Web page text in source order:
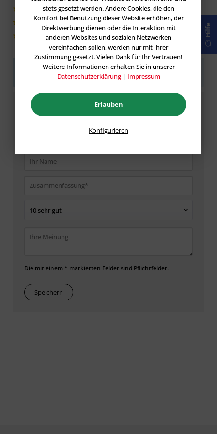
0|0%
0|0%
Sei der Erste!Helfen Sie der Community und geben
Sie die erste Bewertung ab.
Bewertung schreiben
Bewertungen werden nach Überprüfung
freigeschaltet.
Die mit einem * markierten Felder sind Pflichtfelder.
Speichern
Hilfe
stets gesetzt werden. Andere Cookies, die den
Komfort bei Benutzung dieser Website erhöhen, der
Direktwerbung dienen oder die Interaktion mit
anderen Websites und sozialen Netzwerken
vereinfachen sollen, werden nur mit Ihrer
Zustimmung gesetzt. Vielen Dank für Ihr Vertrauen!
Weitere Informationen erhalten Sie in unserer
Datenschutzerklärung| Impressum
Erlauben
Konfigurieren